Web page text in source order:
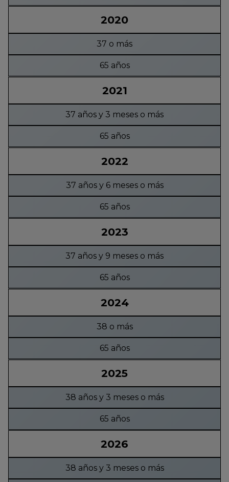
2020
37 o más
65 años
2021
37 años y 3 meses o más
65 años
2022
37 años y 6 meses o más
65 años
2023
37 años y 9 meses o más
65 años
2024
38 o más
65 años
2025
38 años y 3 meses o más
65 años
2026
38 años y 3 meses o más